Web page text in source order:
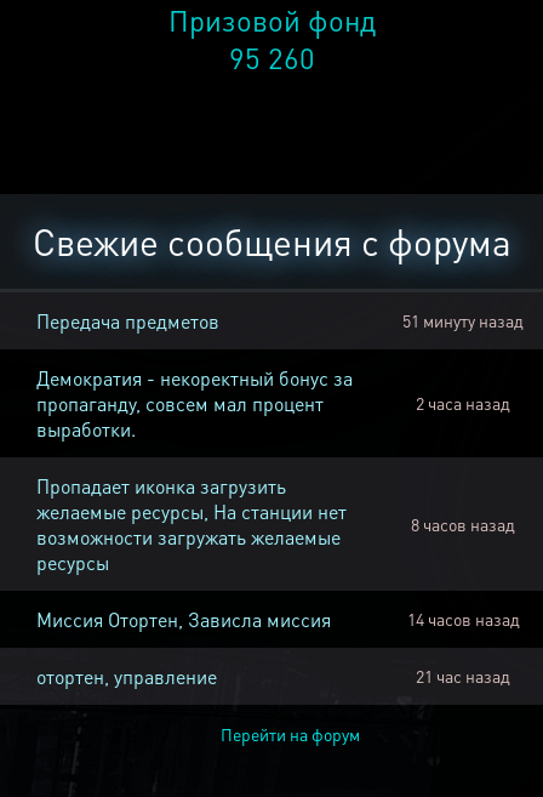
Призовой фонд
95 260
Свежие сообщения с форума
Передача предметов 51 минуту назад
Демократия - некоректный бонус за
пропаганду, совсем мал процент
выработки.
2 часа назад
Пропадает иконка загрузить
желаемые ресурсы, На станции нет
возможности загружать желаемые
ресурсы
8 часов назад
Миссия Отортен, Зависла миссия 14 часов назад
отортен, управление 21 час назад
Перейти на форум